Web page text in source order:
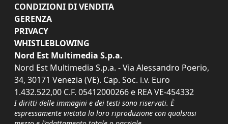
CONDIZIONI DI VENDITA
GERENZA
PRIVACY
WHISTLEBLOWING
Nord Est Multimedia S.p.a.
Nord Est Multimedia S.p.a. - Via Alessandro Poerio,
34, 30171 Venezia (VE). Cap. Soc. i.v. Euro
1.432.522,00 C.F. 05412000266 e REA VE-454332
I diritti delle immagini e dei testi sono riservati. È
espressamente vietata la loro riproduzione con qualsiasi